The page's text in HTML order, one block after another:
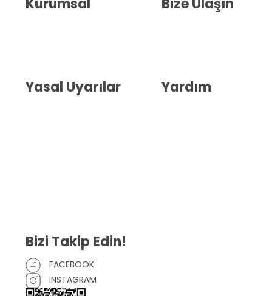
Kurumsal
Yasal Uyarılar
Bize Ulaşın
Yardım
Bizi Takip Edin!
FACEBOOK
INSTAGRAM